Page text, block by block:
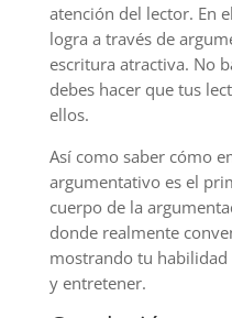
atención del lector. En
logra a través de
escritura atractiva. No
debes hacer que tus
ellos.
Así como saber cómo
argumentativo es el
cuerpo de la
donde realmente
mostrando tu
y entretener.